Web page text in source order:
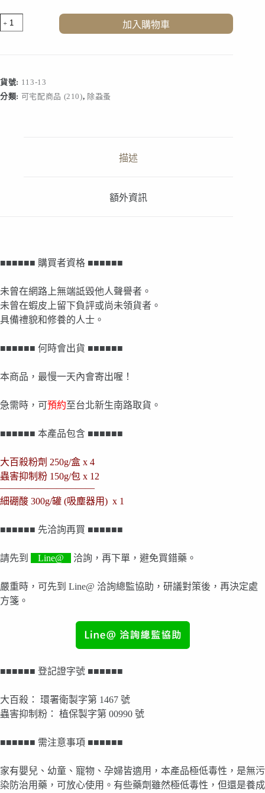
除
跳
款
數
加入購物車
貨號: 113-13
分類: 可宅配商品 (210), 除蝨蚤
描述
額外資訊
■■■■■■ 購買者資格 ■■■■■■
未曾在網路上無端詆毀他人聲譽者。
未曾在蝦皮上留下負評或尚未領貨者。
具備禮貌和修養的人士。
■■■■■■ 何時會出貨 ■■■■■■
本商品，最慢一天內會寄出喔！
急需時，可預約至台北新生南路取貨。
■■■■■■ 本產品包含 ■■■■■■
大百殺粉劑 250g/盒 x 4
蟲害抑制粉 150g/包 x 12
——————————
細硼酸 300g/罐 (吸塵器用) x 1
■■■■■■ 先洽詢再買 ■■■■■■
請先到 Line@ 洽詢，再下單，避免買錯藥。
嚴重時，可先到 Line@ 洽詢總監協助，研議對策後，再決定處
方箋。
■■■■■■ 登記證字號 ■■■■■■
大百殺 ： 環署衛製字第 1467 號
蟲害抑制粉： 植保製字第 00990 號
■■■■■■ 需注意事項 ■■■■■■
家有嬰兒、幼童、寵物、孕婦皆適用，本產品極低毒性，是無污
染防治用藥，可放心使用。有些藥劑雖然極低毒性，但還是養成